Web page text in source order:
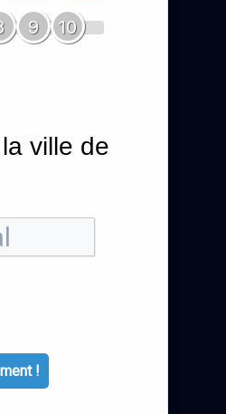
9 10
ville de
!